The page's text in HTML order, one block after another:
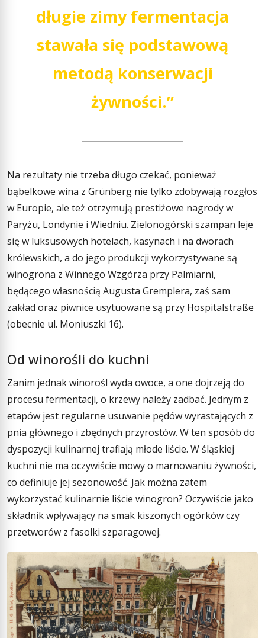
długie zimy fermentacja
stawała się podstawową
metodą konserwacji
żywności.”
Na rezultaty nie trzeba długo czekać, ponieważ
bąbelkowe wina z Grünberg nie tylko zdobywają rozgłos
w Europie, ale też otrzymują prestiżowe nagrody w
Paryżu, Londynie i Wiedniu. Zielonogórski szampan leje
się w luksusowych hotelach, kasynach i na dworach
królewskich, a do jego produkcji wykorzystywane są
winogrona z Winnego Wzgórza przy Palmiarni,
będącego własnością Augusta Gremplera, zaś sam
zakład oraz piwnice usytuowane są przy Hospitalstraße
(obecnie ul. Moniuszki 16).
Od winorośli do kuchni
Zanim jednak winorośl wyda owoce, a one dojrzeją do
procesu fermentacji, o krzewy należy zadbać. Jednym z
etapów jest regularne usuwanie pędów wyrastających z
pnia głównego i zbędnych przyrostów. W ten sposób do
dyspozycji kulinarnej trafiają młode liście. W śląskiej
kuchni nie ma oczywiście mowy o marnowaniu żywności,
co definiuje jej sezonowość. Jak można zatem
wykorzystać kulinarnie liście winogron? Oczywiście jako
składnik wpływający na smak kiszonych ogórków czy
przetworów z fasolki szparagowej.